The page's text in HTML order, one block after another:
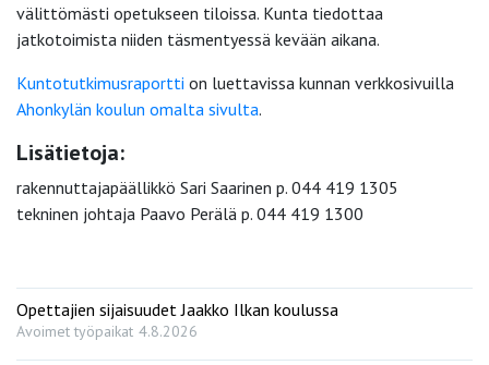
välittömästi opetukseen tiloissa. Kunta tiedottaa
jatkotoimista niiden täsmentyessä kevään aikana.
Kuntotutkimusraportti on luettavissa kunnan verkkosivuilla
Ahonkylän koulun omalta sivulta.
Lisätietoja:
rakennuttajapäällikkö Sari Saarinen p. 044 419 1305
tekninen johtaja Paavo Perälä p. 044 419 1300
Opettajien sijaisuudet Jaakko Ilkan koulussa
Avoimet työpaikat 4.8.2026